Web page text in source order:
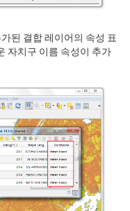
된 결합 레이어의 속성 표
자치구 이름 속성이 추가